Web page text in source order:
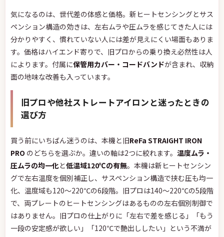
気になるのは、世代差の体感と価格。新ヒートセンシングとサス
ペンション構造の効きは、左右ムラや圧ムラを感じてきた人には
分かりやすく、慣れていない人には差が見えにくい場面もありま
す。価格はハイエンド寄りで、旧プロからの乗り換え必然性は人
によります。付属に保管用カバー・コードバンドが含まれ、収納
面の地味な改善も入っています。
旧プロや他社ストレートアイロンと迷ったときの
選び方
買う前にいちばん迷うのは、本機と旧ReFa STRAIGHT IRON
PRO のどちらを選ぶか。違いの軸は2つに絞れます。 温度ムラ・
圧ムラの均一化と低温域120℃の有無。本機は新ヒートセンシン
グで左右温度を個別補正し、サスペンション構造で挟む圧も均一
化、温度域も120〜220℃の6段階。旧プロは140〜220℃の5段階
で、両プレートのヒートセンシングはあるものの左右個別制御で
はありません。旧プロの仕上がりに「左右で差を感じる」「もう
一段の安定感が欲しい」「120℃で艶出ししたい」という不満が